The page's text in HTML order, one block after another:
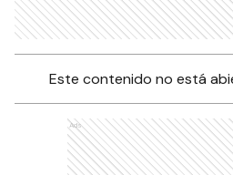
Este contenido no está
Ads